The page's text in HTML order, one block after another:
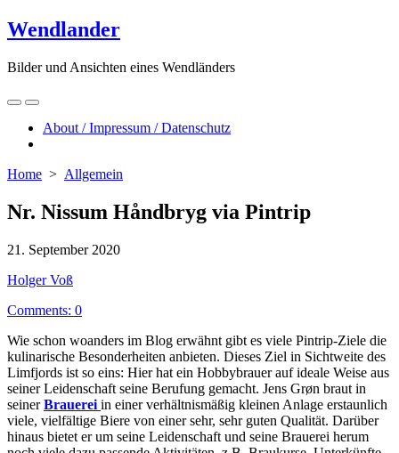
Skip
to
Wendlander
Bilder und Ansichten eines Wendländers
Search
Toggle
Menu
About / Impressum / Datenschutz
Home > Allgemein
Nr. Nissum Håndbryg via Pintrip
Published
21. September 2020
Author
Holger Voß
Comments: 0
Wie schon woanders im Blog erwähnt gibt es viele Pintrip-Ziele die
kulinarische Besonderheiten anbieten. Dieses Ziel in Sichtweite des
Limfjords ist so eins: Hier hat ein Hobbybrauer auf ideale Weise aus
seiner Leidenschaft seine Berufung gemacht. Jens Grøn braut in
seinerBrauerei in einer verhältnismäßig kleinen Anlage erstaunlich
viele, vielfältige Biere von einer sehr, sehr guten Qualität. Darüber
hinaus bietet er um seine Leidenschaft und seine Brauerei herum